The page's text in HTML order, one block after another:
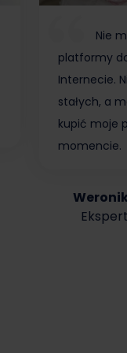
Nie
platformy
Internecie.
stałych, a
kupić moje
momencie.